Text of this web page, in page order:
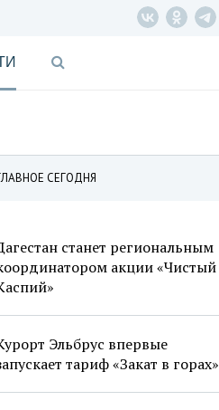
СЕГОДНЯ
станет региональным
акции «Чистый
Эльбрус впервые
тариф «Закат в горах»